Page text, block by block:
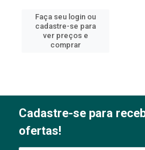
Faça seu login ou
cadastre-se para
ver preços e
comprar
Cadastre-se para
ofertas!